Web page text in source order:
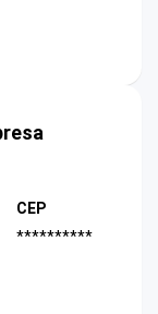
CEP
**********